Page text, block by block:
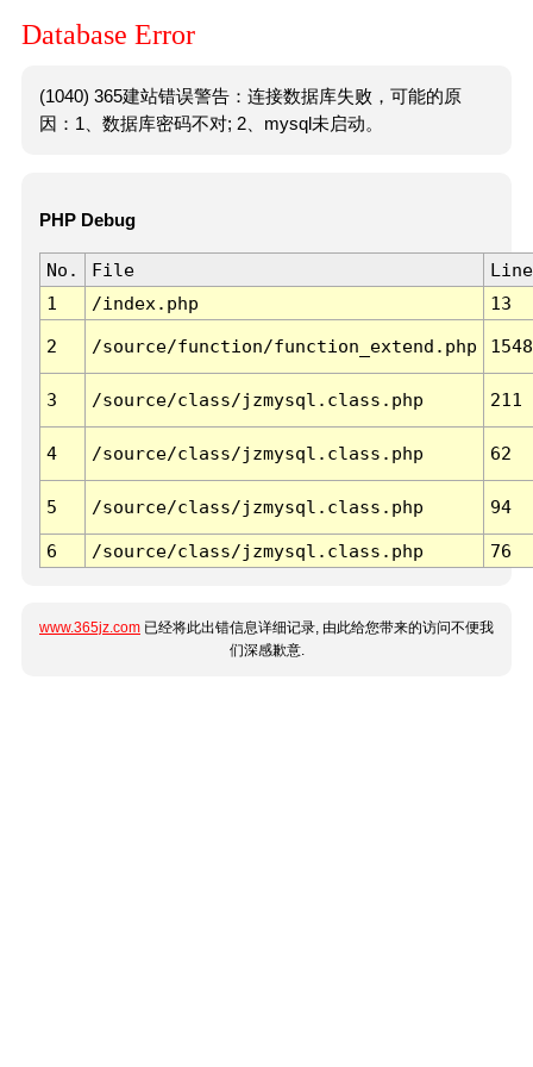
Database Error
(1040) 365建站错误警告：连接数据库失败，可能的原
因：1、数据库密码不对; 2、mysql未启动。
PHP Debug
No. File
Line
1
/index.php 13
2 /source/function/function_extend.php 1548
3 /source/class/jzmysql.class.php 211
4 /source/class/jzmysql.class.php 62
5 /source/class/jzmysql.class.php 94
6 /source/class/jzmysql.class.php 76
www.365jz.com 已经将此出错信息详细记录, 由此给您带来的访问不便我
们深感歉意.